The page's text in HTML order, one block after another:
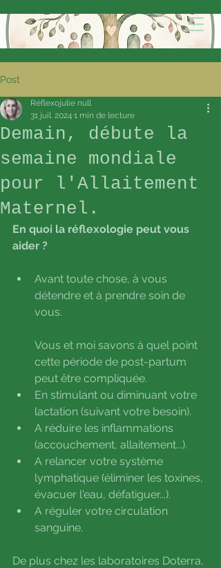
Post
Demain, débute la
semaine mondiale
pour l'Allaitement
Maternel.
Réflexojulie null
31 juil. 2024 1 min de lecture
En quoi la réflexologie peut vous
aider ?
Avant toute chose, à vous
détendre et à prendre soin de
vous.
Vous et moi savons à quel point
cette période de post-partum
peut être compliquée.
En stimulant ou diminuant votre
lactation (suivant votre besoin).
A réduire les inflammations
(accouchement, allaitement...).
A relancer votre système
lymphatique (éliminer les toxines,
évacuer l'eau, défatiguer...).
A réguler votre circulation
sanguine.
De plus chez les laboratoires Doterra,